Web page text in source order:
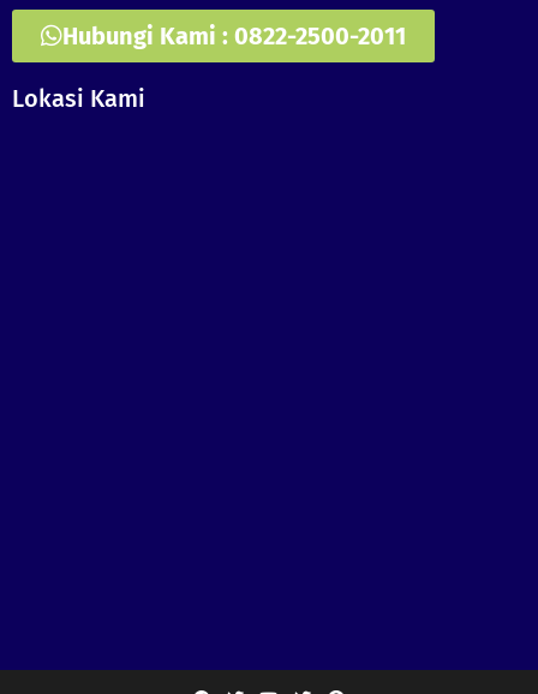
Hubungi Kami : 0822-2500-2011
Lokasi Kami